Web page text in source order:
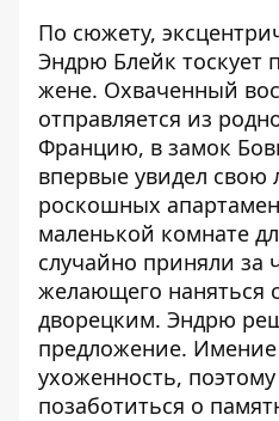
По сюжету,
Эндрю Блейк тоскует
жене. Охваченный
отправляется из
Францию, в замок
впервые увидел
роскошных
маленькой комнате
случайно приняли за
желающего наняться
дворецким. Эндрю
предложение.
ухоженность,
позаботиться о